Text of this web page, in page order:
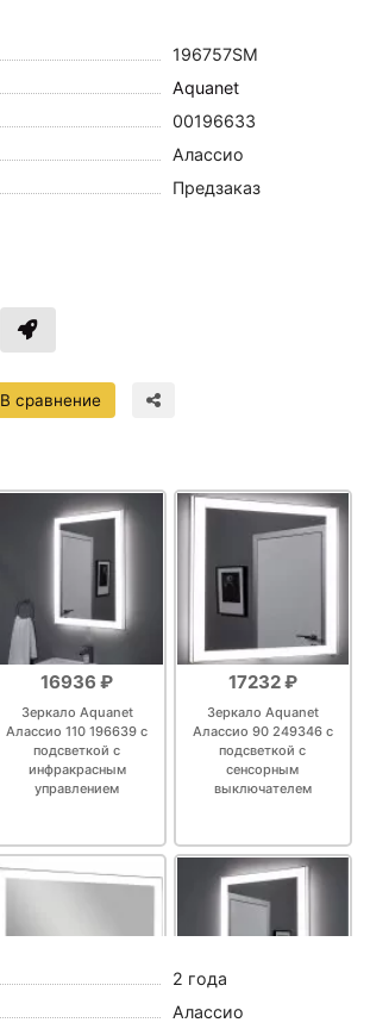
196757SM
Aquanet
00196633
Алассио
Предзаказ
В сравнение
16936 ₽
Зеркало Aquanet
Алассио 110 196639 с
подсветкой с
инфракрасным
управлением
17232 ₽
Зеркало Aquanet
Алассио 90 249346 с
подсветкой с
сенсорным
выключателем
2 года
Алассио